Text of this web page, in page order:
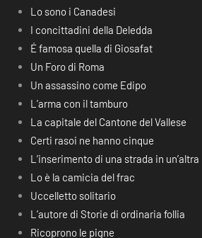
Lo sono i Canadesi
I concittadini della Deledda
É famosa quella di Giosafat
Un Foro di Roma
Un assassino come Edipo
L’arma con il tamburo
La capitale del Cantone del Vallese
Certi rasoi ne hanno cinque
L’inserimento di una strada in un’altra
Lo è la camicia del frac
Uccelletto solitario
L’autore di Storie di ordinaria follia
Ricoprono le pigne